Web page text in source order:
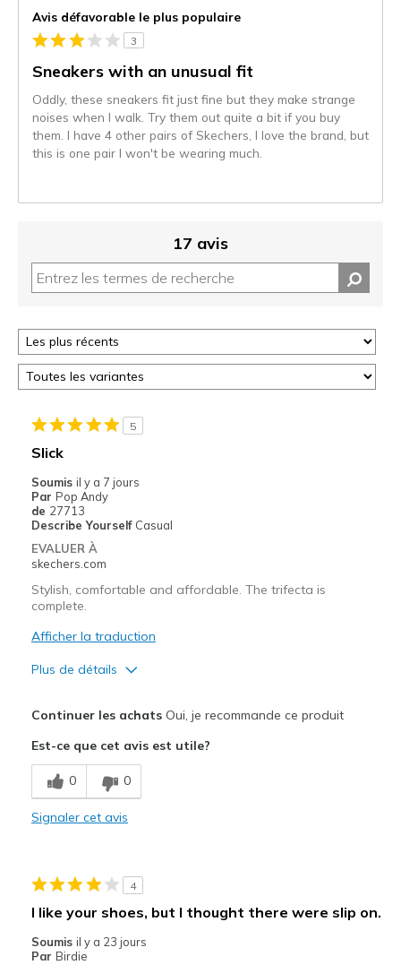
projecteur
sur
les
Avis défavorable le plus populaire
3
Sneakers with an unusual fit
Oddly, these sneakers fit just fine but they make strange
noises when I walk. Try them out quite a bit if you buy
them. I have 4 other pairs of Skechers, I love the brand, but
this is one pair I won't be wearing much.
17 avis
5
Slick
Soumis il y a 7 jours
Par Pop Andy
de 27713
Describe Yourself Casual
EVALUER À
skechers.com
Stylish, comfortable and affordable. The trifecta is
complete.
Afficher la traduction
Plus de détails
Breathe Well
Comfortable
Les meilleures utilisations
Continuer les achatsOui, je recommande ce produit
Est-ce que cet avis est utile?
0 0
Signaler cet avis
4
I like your shoes, but I thought there were slip on.
Soumis il y a 23 jours
Par Birdie